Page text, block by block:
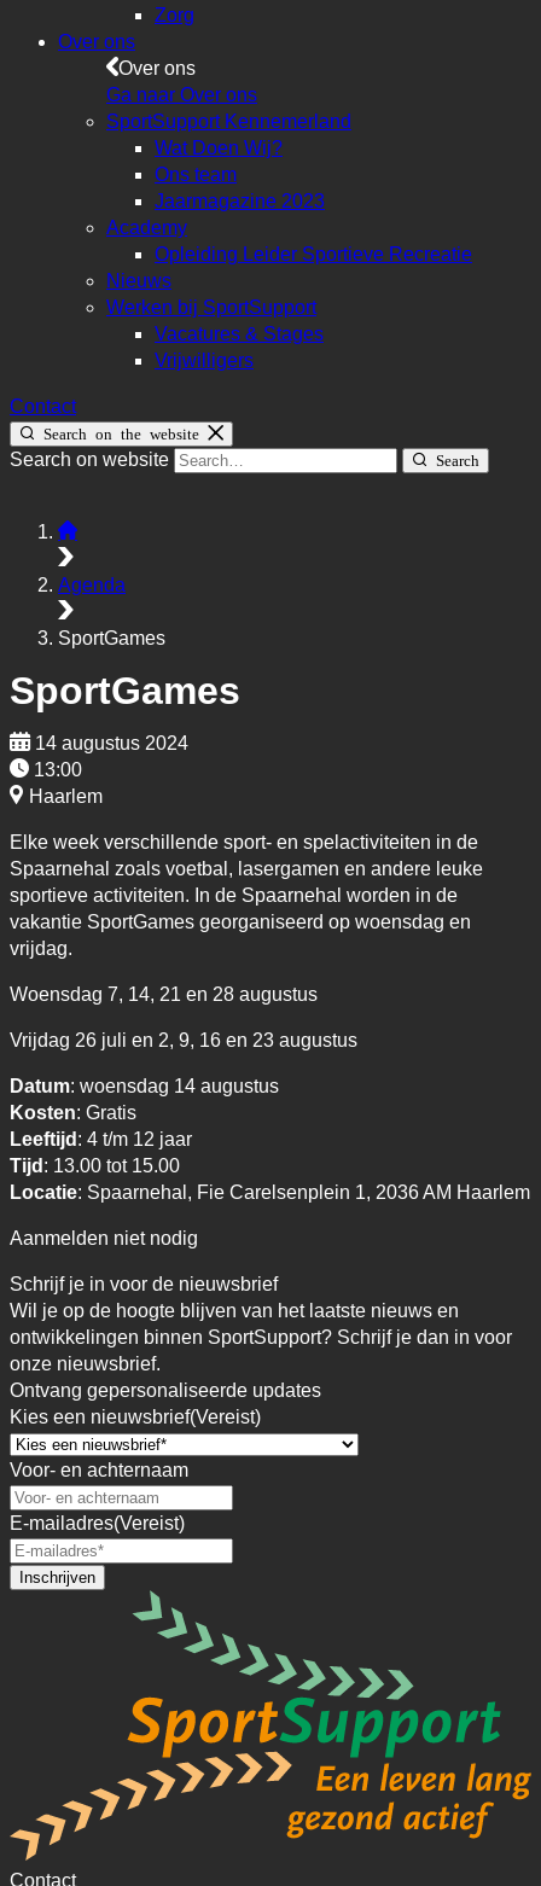
Zorg
Over ons
Over ons
Ga naar Over ons
SportSupport Kennemerland
Wat Doen Wij?
Ons team
Jaarmagazine 2023
Academy
Opleiding Leider Sportieve Recreatie
Nieuws
Werken bij SportSupport
Vacatures & Stages
Vrijwilligers
Contact
Search on the website
Search on website Search
Agenda
SportGames
SportGames
14 augustus 2024
13:00
Haarlem
Elke week verschillende sport- en spelactiviteiten in de
Spaarnehal zoals voetbal, lasergamen en andere leuke
sportieve activiteiten. In de Spaarnehal worden in de
vakantie SportGames georganiseerd op woensdag en
vrijdag.
Woensdag 7, 14, 21 en 28 augustus
Vrijdag 26 juli en 2, 9, 16 en 23 augustus
Datum: woensdag 14 augustus
Kosten: Gratis
Leeftijd : 4 t/m 12 jaar
Tijd : 13.00 tot 15.00
Locatie: Spaarnehal, Fie Carelsenplein 1, 2036 AM Haarlem
Aanmelden niet nodig
Schrijf je in voor de nieuwsbrief
Wil je op de hoogte blijven van het laatste nieuws en
ontwikkelingen binnen SportSupport? Schrijf je dan in voor
onze nieuwsbrief.
Ontvang gepersonaliseerde updates
Kies een nieuwsbrief(Vereist)
Voor- en achternaam
E-mailadres(Vereist)
Contact